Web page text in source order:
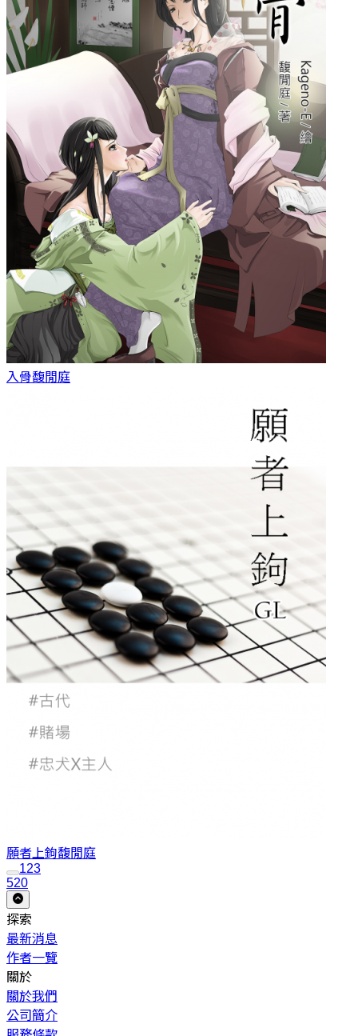
入骨馥閒庭
願者上鉤馥閒庭
123
520
探索
最新消息
作者一覽
關於
關於我們
公司簡介